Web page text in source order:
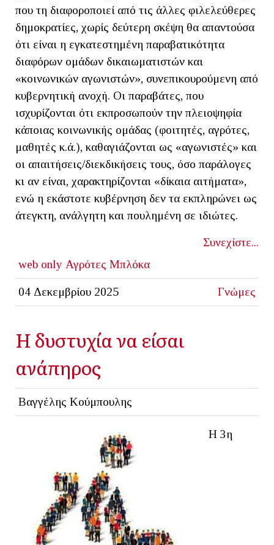
που τη διαφοροποιεί από τις άλλες φιλελεύθερες
δημοκρατίες, χωρίς δεύτερη σκέψη θα απαντούσα
ότι είναι η εγκατεστημένη παραβατικότητα
διαφόρων ομάδων δικαιωματιστών και
«κοινωνικών αγωνιστών», συνεπικουρούμενη από
κυβερνητική ανοχή. Οι παραβάτες, που
ισχυρίζονται ότι εκπροσωπούν την πλειοψηφία
κάποιας κοινωνικής ομάδας (φοιτητές, αγρότες,
μαθητές κ.ά.), καθαγιάζονται ως «αγωνιστές» και
οι απαιτήσεις/διεκδικήσεις τους, όσο παράλογες
κι αν είναι, χαρακτηρίζονται «δίκαια αιτήματα»,
ενώ η εκάστοτε κυβέρνηση δεν τα εκπληρώνει ως
άτεγκτη, ανάλγητη και πουλημένη σε ιδιώτες.
Συνεχίστε...
web only Αγρότες Μπλόκα
04 Δεκεμβρίου 2025 Γνώμες
Η δυστυχία να είσαι
ανάπηρος
Βαγγέλης Κούμπουλης
Η 3η